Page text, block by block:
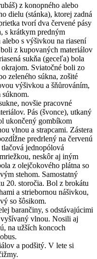
z konopného alebo
dielu (stánka), ktorej zadná
tvorí dva červené pásy
s krátkym predným
s výšivkou na riasení
z kupovaných materiálov
sukňa (geceľa) bola
Sviatočné boli zo
zeleného súkna, zošité
výšivkou a šňůrováním,
novšie pracovné
Pás (švonce), utkaný
ukončený gombíkom
vlnou a strapcami. Zástera
predrlený na červenú
jednopólová
neskôr aj iným
z olejčokového plátna so
stehom. Samostatný
20. storočia. Bol z brokátu
a striebornou nášivkou,
so šôsikom.
barančiny, s odstávajúcimi
vlnou. Nosili aj
na užších koncoch
a podšitý. V lete si